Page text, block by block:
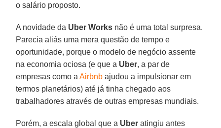
o salário proposto.
A novidade da Uber Works não é uma total surpresa.
Parecia aliás uma mera questão de tempo e
oportunidade, porque o modelo de negócio assente
na economia ociosa (e que a Uber, a par de
empresas como aAirbnb ajudou a impulsionar em
termos planetários) até já tinha chegado aos
trabalhadores através de outras empresas mundiais.
Porém, a escala global que a Uber atingiu antes